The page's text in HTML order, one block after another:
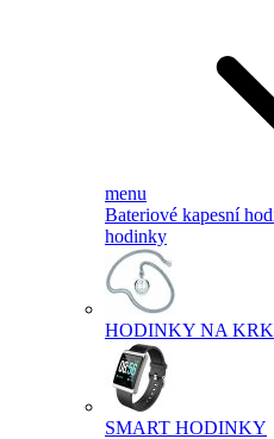
menu
Bateriové kapesní
hodinky
HODINKY NA KRK
SMART HODINKY